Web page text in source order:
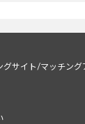
グサイト/マッチング